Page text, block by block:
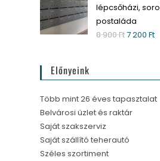
lépcsőházi,
postaláda
8 900Ft7 200Ft
Előnyeink
Több mint 26 éves tapasztalat
Belvárosi üzlet és raktár
Saját szakszerviz
Saját szállító teherautó
Széles szortiment